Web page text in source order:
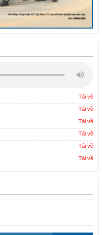
Tải về
Tải về
Tải về
Tải về
Tải về
Tải về